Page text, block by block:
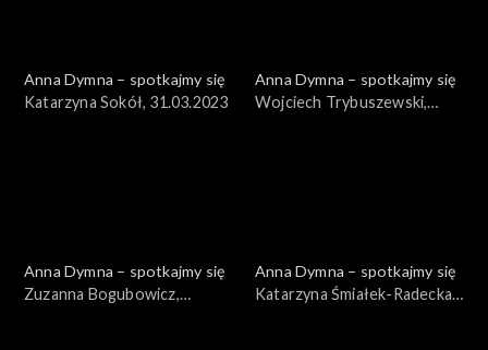
Anna Dymna – spotkajmy się
Katarzyna Sokół, 31.03.2023
Anna Dymna – spotkajmy się
Wojciech Trybuszewski,
Anna Dymna – spotkajmy się
Zuzanna Bogubowicz,
Anna Dymna – spotkajmy się
Katarzyna Śmiałek-Radecka,